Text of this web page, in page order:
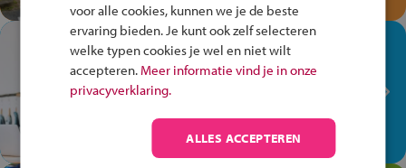
In de winkel ben je op je
plek!
Ontdek via het vmbo jouw talent
op de winkelvloer, waar elke dag
anders is!
voor alle cookies, kunnen we je de beste
ervaring bieden. Je kunt ook zelf selecteren
welke typen cookies je wel en niet wilt
accepteren. Meer informatie vind je in onze
privacyverklaring.
ALLES ACCEPTEREN